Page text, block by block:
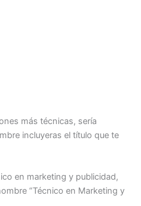
más técnicas, sería
incluyeras el título que te
en marketing y publicidad,
“Técnico en Marketing y